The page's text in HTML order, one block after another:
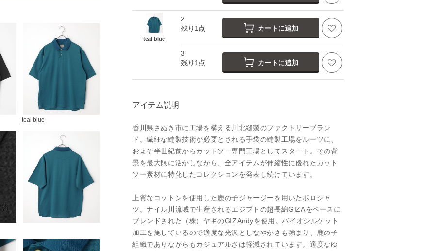
black
teal blue
teal blue
2
残り1点
カートに追加
3
残り1点
カートに追加
アイテム説明
香川県さぬき市に工場を構える川北縫製のファクトリーブラン
ド。繊細な縫製技術が必要とされる手袋の縫製工場をルーツに、
およそ半世紀前からカットソー専門工場としてスタート。その背
景を最大限に活かしながら、全アイテムが伸縮性に優れたカット
ソー素材に特化したコレクションを発表し続けています。
上質なコットンを使用した鹿の子ジャージーを用いたポロシャ
ツ。ナイル川流域で生産されるエジプトの超長綿GIZAをベースに
ブレンドされた（株）ヤギのGIZAndyを使用。バイオシルケット
加工を施しているので適度な光沢としなやかさも強まり、鹿の子
組織でありながらもカジュアルさは軽減されています。適度なゆ